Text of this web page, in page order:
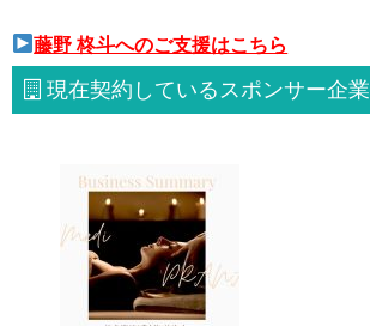
藤野 柊斗へのご支援はこちら
現在契約しているスポンサー企業